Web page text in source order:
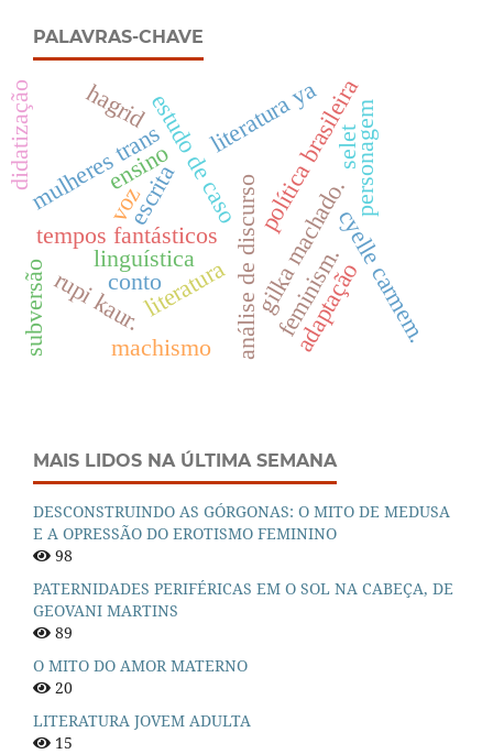
PALAVRAS-CHAVE
tempos fantásticos análise de discurso
política brasileira
gilka machado.cyelle carmem.
estudo de caso
escrita
literatura
literatura ya
linguística
conto
ensino
mulheres trans
voz
rupi kaur. feminism.
personagem
machismo
subversão adaptação
hagrid
selet
didatização
MAIS LIDOS NA ÚLTIMA SEMANA
DESCONSTRUINDO AS GÓRGONAS: O MITO DE MEDUSA
E A OPRESSÃO DO EROTISMO FEMININO
98
PATERNIDADES PERIFÉRICAS EM O SOL NA CABEÇA, DE
GEOVANI MARTINS
89
O MITO DO AMOR MATERNO
20
LITERATURA JOVEM ADULTA
15